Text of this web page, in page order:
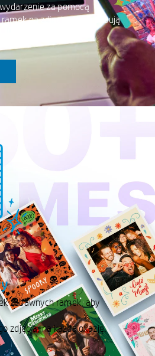
za pomocą
na zdjęcia, które pasują
marki.
zabawnych ramek, aby
zdjęcia, na każdą okazję.